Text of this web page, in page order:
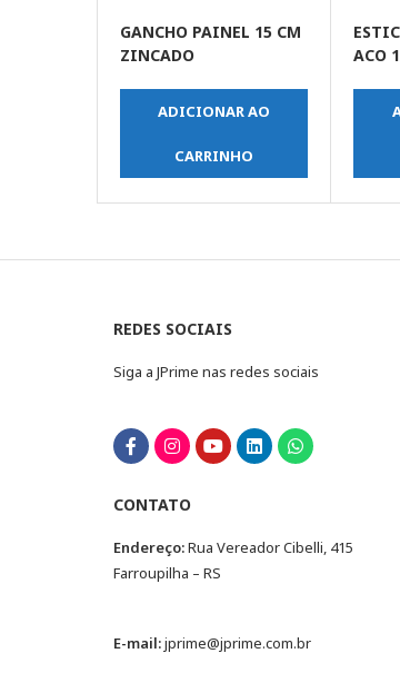
GANCHO PAINEL 15 CM
ZINCADO
ADICIONAR AO
CARRINHO
ACO
REDES SOCIAIS
Siga a JPrime nas redes sociais
CONTATO
Endereço:Rua Vereador Cibelli, 415
Farroupilha – RS
E-mail:jprime@jprime.com.br